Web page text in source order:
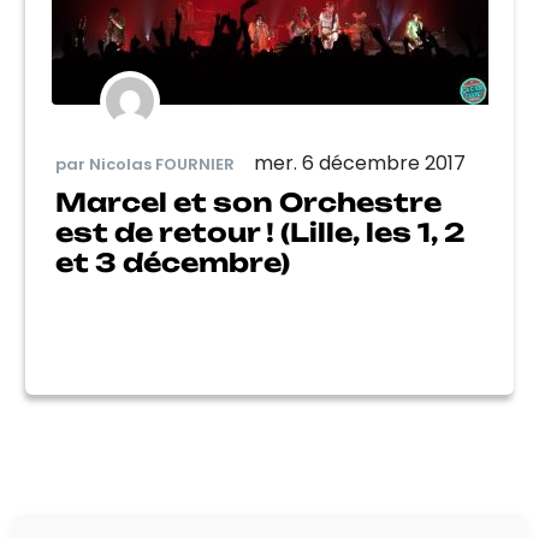
par Nicolas FOURNIER mer. 6 décembre 2017
Marcel et son Orchestre
est de retour ! (Lille, les 1, 2
et 3 décembre)